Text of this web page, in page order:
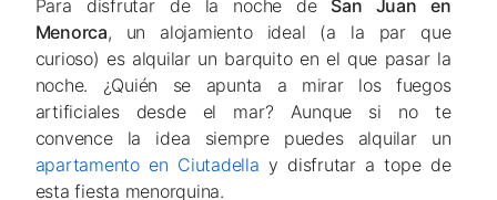
Para disfrutar de la noche deSan Juan en
Menorca, un alojamiento ideal (a la par que
curioso) es alquilar un barquito en el que pasar la
noche. ¿Quién se apunta a mirar los fuegos
artificiales desde el mar? Aunque si no te
convence la idea siempre puedes alquilar un
apartamento en Ciutadella y disfrutar a tope de
esta fiesta menorquina.